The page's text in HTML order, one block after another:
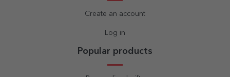
Create an account
Log in
Popular products